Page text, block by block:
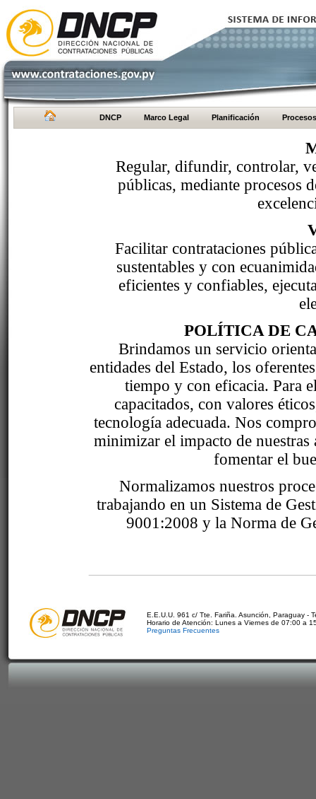
DNCP Marco Legal Planificación Procesos
Regular, difundir, controlar,
públicas, mediante procesos
Facilitar contrataciones
sustentables y con
eficientes y confiables,
POLÍTICA DE
Brindamos un servicio
entidades del Estado, los
tiempo y con eficacia. Para
capacitados, con valores
tecnología adecuada. Nos
minimizar el impacto de
fomentar el
Normalizamos nuestros
trabajando en un Sistema de
9001:2008 y la Norma de
E.E.U.U. 961 c/ Tte. Fariña. Asunción, Paraguay -
Horario de Atención: Lunes a Viernes de 07:00 a
Preguntas Frecuentes